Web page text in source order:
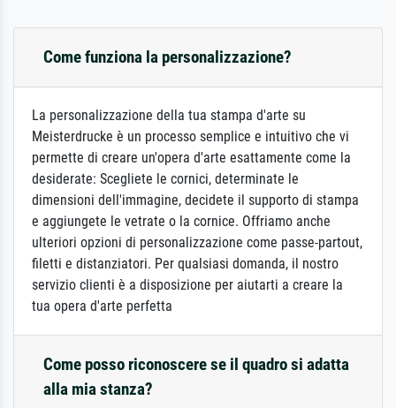
Come funziona la personalizzazione?
La personalizzazione della tua stampa d'arte su
Meisterdrucke è un processo semplice e intuitivo che vi
permette di creare un'opera d'arte esattamente come la
desiderate: Scegliete le cornici, determinate le
dimensioni dell'immagine, decidete il supporto di stampa
e aggiungete le vetrate o la cornice. Offriamo anche
ulteriori opzioni di personalizzazione come passe-partout,
filetti e distanziatori. Per qualsiasi domanda, il nostro
servizio clienti è a disposizione per aiutarti a creare la
tua opera d'arte perfetta
Come posso riconoscere se il quadro si adatta
alla mia stanza?